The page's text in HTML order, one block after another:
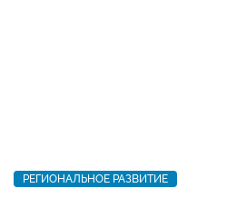
РЕГИОНАЛЬНОЕ РАЗВИТИЕ